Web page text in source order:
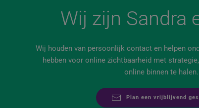
Wij zijn Sandra
Wij houden van persoonlijk contact en helpen
hebben voor online zichtbaarheid met
online binnen te halen.
Plan een vrijblijvend